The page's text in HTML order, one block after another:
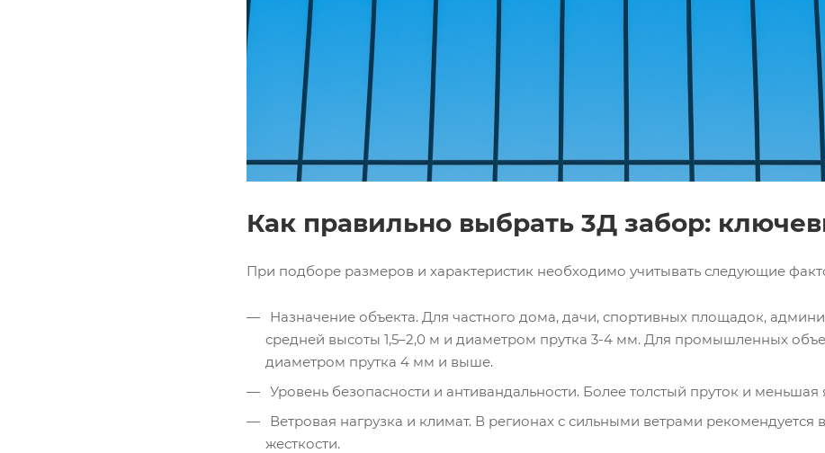
Как правильно выбрать 3Д забор:
При подборе размеров и характеристик необходимо учитывать следующие
Назначение объекта. Для частного дома, дачи, спортивных площадок,
средней высоты 1,5–2,0 м и диаметром прутка 3-4 мм. Для промышленных
диаметром прутка 4 мм и выше.
Уровень безопасности и антивандальности. Более толстый пруток и
Ветровая нагрузка и климат. В регионах с сильными ветрами
жесткости.